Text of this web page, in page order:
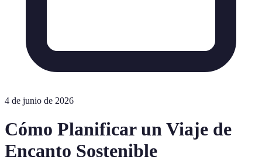
4 de junio de 2026
Cómo Planificar un Viaje de
Encanto Sostenible